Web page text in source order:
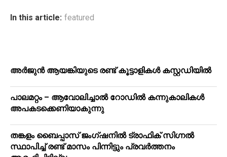
In this article: featured
അർജുൻ ആയങ്കിയുടെ രണ്ട് കൂട്ടാളികൾ കസ്റ്റഡിയിൽ
പാലമറ്റം – ആവോലിച്ചാൽ റോഡിൽ കന്നുകാലികൾ
അപകടക്കെണിയാകുന്നു
തങ്കളം ബൈപ്പാസ് ജംഗ്ഷനിൽ ട്രാഫിക് സിഗ്നല്‍
സ്ഥാപിച്ച് രണ്ട് മാസം പിന്നിട്ടും പ്രവർത്തനം